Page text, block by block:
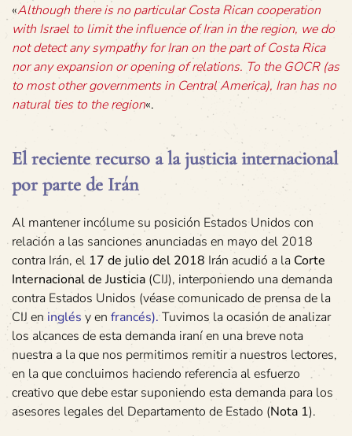
«Although there is no particular Costa Rican cooperation
with Israel to limit the influence of Iran in the region, we do
not detect any sympathy for Iran on the part of Costa Rica
nor any expansion or opening of relations. To the GOCR (as
to most other governments in Central America), Iran has no
natural ties to the region«.
El reciente recurso a la justicia internacional
por parte de Irán
Al mantener incólume su posición Estados Unidos con
relación a las sanciones anunciadas en mayo del 2018
contra Irán, el 17 de julio del 2018 Irán acudió a la Corte
Internacional de Justicia (CIJ), interponiendo una demanda
contra Estados Unidos (véase comunicado de prensa de la
CIJ en inglés y en francés).Tuvimos la ocasión de analizar
los alcances de esta demanda iraní en una breve nota
nuestra a la que nos permitimos remitir a nuestros lectores,
en la que concluimos haciendo referencia al esfuerzo
creativo que debe estar suponiendo esta demanda para los
asesores legales del Departamento de Estado (Nota 1).